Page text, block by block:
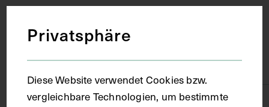
Karton
Technik
Privatsphäre
Diese Website verwendet Cookies bzw.
vergleichbare Technologien, um bestimmte